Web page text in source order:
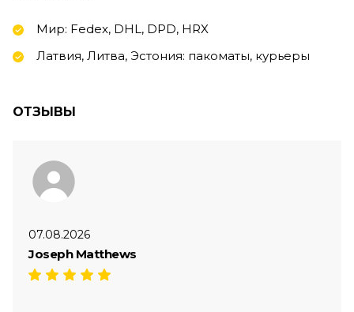
Мир: Fedex, DHL, DPD, HRX
Латвия, Литва, Эстония: пакоматы, курьеры
ОТЗЫВЫ
07.08.2026
Joseph Matthews